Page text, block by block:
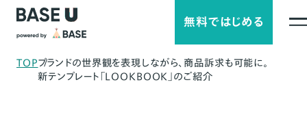
無料ではじめる
TOPブランドの世界観を表現しながら、商品訴求も可能に。
新テンプレート「LOOKBOOK」のご紹介